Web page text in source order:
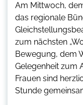
Am Mittwoch,
das regionale
zum nächsten
Bewegung, dem
Gelegenheit zum
Frauen sind
Stunde